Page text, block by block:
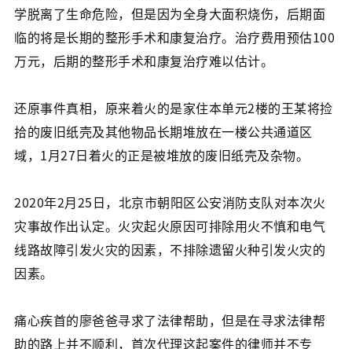
学脱离了生命危险，但是因为全身大面积烧伤，后期面
临的将是长期的整形手术和康复治疗。治疗费用预估100
万元，后期的整形手术和康复治疗难以估计。
还原事件真相，原来着火的是家住本单元2楼的王某将捡
拾的废旧纸壳及其他物品长期堆放在一楼公共通道区
域，1月27日着火的正是被堆放的废旧纸壳及杂物。
2020年2月25日，北京市朝阳区公安消防支队对本次火
灾事故作出认定。火灾起火原因可排除用火不慎和电气
线路故障引发火灾的因素，不排除遗留火种引发火灾的
因素。
痛心疾首的廖爸爸寻求了法律帮助，但是在寻求法律帮
助的路上并不顺利，首次代理这起案件的律师并不专